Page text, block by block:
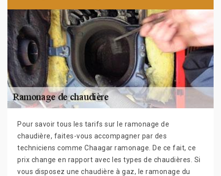
Pour savoir tous les tarifs sur le ramonage de
chaudière, faites-vous accompagner par des
techniciens comme Chaagar ramonage. De ce fait, ce
prix change en rapport avec les types de chaudières. Si
vous disposez une chaudière à gaz, le ramonage du